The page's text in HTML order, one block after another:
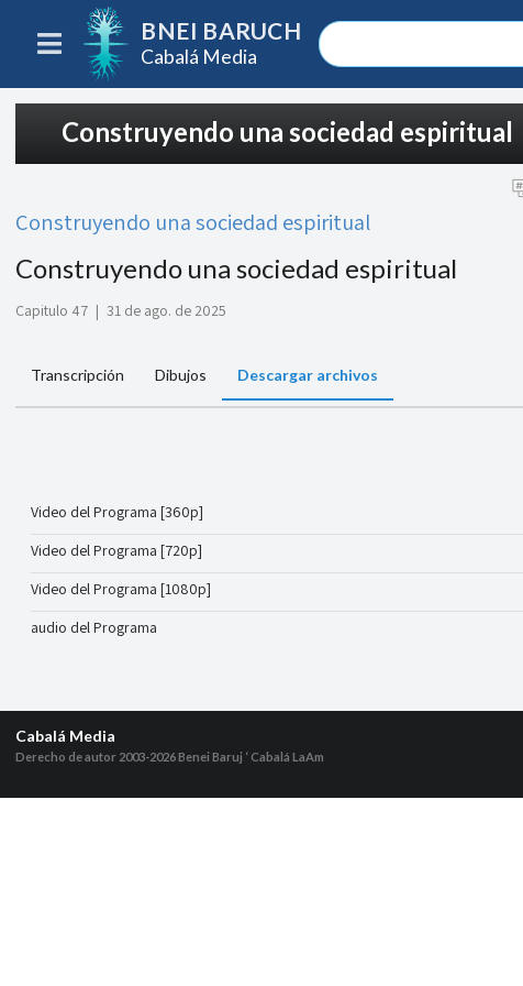
BNEI BARUCH
Cabalá Media
Construyendo una sociedad espiritual
Construyendo una sociedad espiritual
Construyendo una sociedad espiritual
Capitulo 47 | 31 de ago. de 2025
Transcripción Dibujos Descargar archivos
Video del Programa [360p]
Video del Programa [720p]
Video del Programa [1080p]
audio del Programa
Cabalá Media
Derecho de autor 2003-2026Benei Baruj ‘ Cabalá LaAm